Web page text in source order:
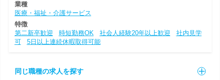
業種
医療・福祉・介護サービス
特徴
第二新卒歓迎
時短勤務OK 社会人経験20年以上歓迎
社内見学
可
5日以上連続休暇取得可能
同じ職種の求人を探す